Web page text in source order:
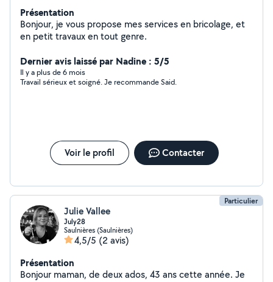
Présentation
Bonjour, je vous propose mes services en bricolage, et
en petit travaux en tout genre.
Dernier avis laissé par Nadine : 5/5
Il y a plus de 6 mois
Travail sérieux et soigné. Je recommande Said.
Voir le profil Contacter
Particulier
Julie Vallee
July28
Saulnières (Saulnières)
4,5/5 (2 avis)
Présentation
Bonjour maman, de deux ados, 43 ans cette année. Je